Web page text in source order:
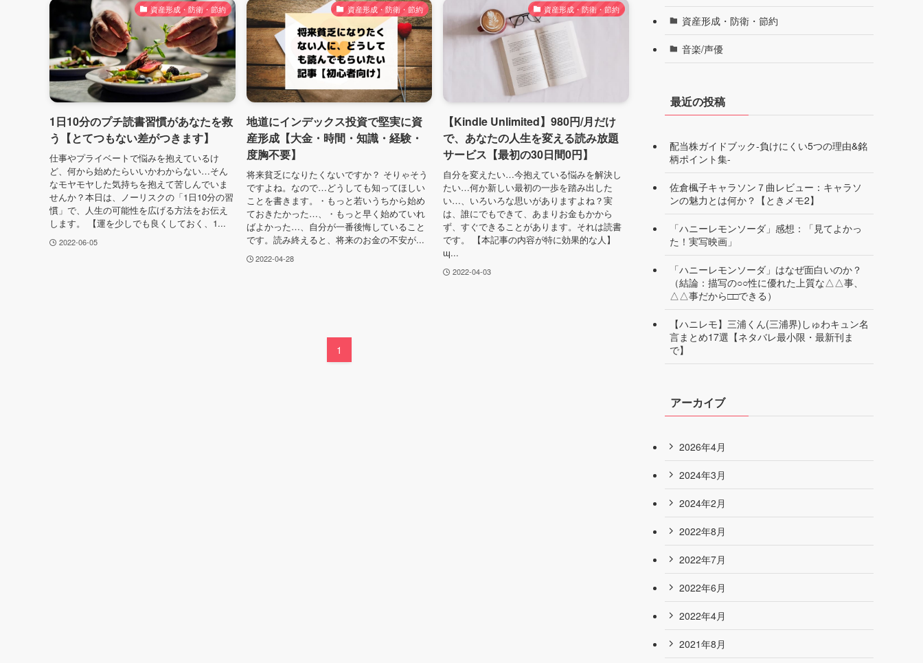
資産形成・防衛・節約
1日10分のプチ読書習慣があなたを救
う【とてつもない差がつきます】
仕事やプライベートで悩みを抱えているけ
ど、何から始めたらいいかわからない…そん
なモヤモヤした気持ちを抱えて苦しんでいま
せんか？本日は、ノーリスクの「1日10分の習
慣」で、人生の可能性を広げる方法をお伝え
します。 【運を少しでも良くしておく、1...
2022-06-05
資産形成・防衛・節約
地道にインデックス投資で堅実に資
産形成【大金・時間・知識・経験・
度胸不要】
将来貧乏になりたくないですか？ そりゃそう
ですよね。なので…どうしても知ってほしい
ことを書きます。・もっと若いうちから始め
ておきたかった…、・もっと早く始めていれ
ばよかった…、自分が一番後悔していること
です。読み終えると、将来のお金の不安が...
2022-04-28
資産形成・防衛・節約
【Kindle Unlimited】980円/月だけ
で、あなたの人生を変える読み放題
サービス【最初の30日間0円】
自分を変えたい…今抱えている悩みを解決し
たい…何か新しい最初の一歩を踏み出した
い…、いろいろな思いがありますよね？実
は、誰にでもできて、あまりお金もかから
ず、すぐできることがあります。それは読書
です。 【本記事の内容が特に効果的な人】
ɰ...
2022-04-03
1
資産形成・防衛・節約
音楽/声優
最近の投稿
配当株ガイドブック-負けにくい5つの理由&銘
柄ポイント集-
佐倉楓子キャラソン７曲レビュー：キャラソ
ンの魅力とは何か？【ときメモ2】
「ハニーレモンソーダ」感想：「見てよかっ
た！実写映画」
「ハニーレモンソーダ」はなぜ面白いのか？
（結論：描写の○○性に優れた上質な△△事、
△△事だから□□できる）
【ハニレモ】三浦くん(三浦界)しゅわキュン名
言まとめ17選【ネタバレ最小限・最新刊ま
で】
アーカイブ
2026年4月
2024年3月
2024年2月
2022年8月
2022年7月
2022年6月
2022年4月
2021年8月